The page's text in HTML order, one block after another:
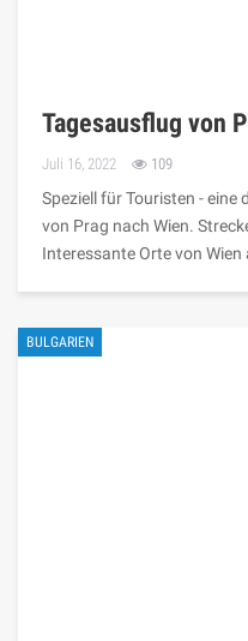
Tagesausflug von
Juli 16, 2022 109
Speziell für Touristen - eine
von Prag nach Wien.
Interessante Orte von Wien
BULGARIEN